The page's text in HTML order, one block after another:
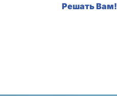
Решать Вам!